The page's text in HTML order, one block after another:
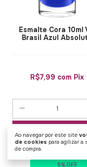
Ao navegar por este site
de cookies para agilizar a
de compra.
Esmalte Cora 10ml
Brasil Azul
R$7,99 com Pix
5% OFF